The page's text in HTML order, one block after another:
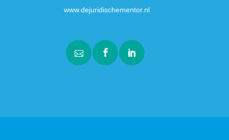
www.dejuridischementor.nl